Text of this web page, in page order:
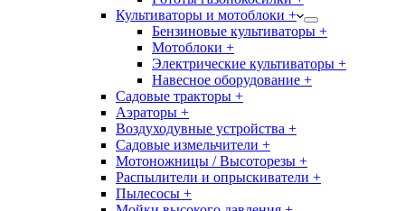
Культиваторы и мотоблоки +
Бензиновые культиваторы +
Мотоблоки +
Электрические культиваторы +
Навесное оборудование +
Садовые тракторы +
Аэраторы +
Воздуходувные устройства +
Садовые измельчители +
Мотоножницы / Высоторезы +
Распылители и опрыскиватели +
Пылесосы +